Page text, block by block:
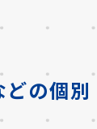
の個別